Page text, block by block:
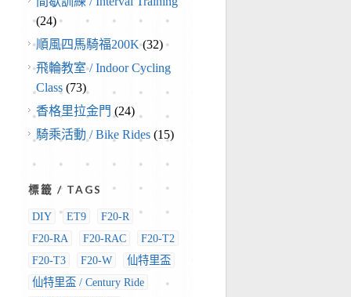
(24)
順風四馬騎福200K(32)
飛輪教室 / Indoor Cycling
Class (73)
香格里拉金門 (24)
騎乘活動 / Bike Rides (15)
標籤 / TAGS
DIY ET9
F20-R
F20-RA
F20-RAC
F20-T2
F20-T3
F20-W
仙特里盃
仙特里盃 / Century Ride